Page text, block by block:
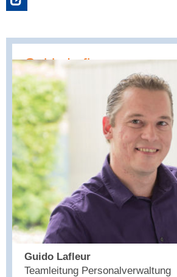
Guido Lafleur
Guido Lafleur
Teamleitung Personalverwaltung